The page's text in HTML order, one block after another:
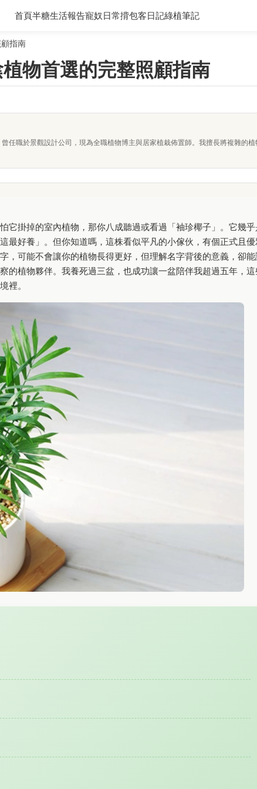
首頁半糖生活報告寵奴日常揹包客日記綠植筆記
指南
物首選的完整照顧指南
任職於景觀設計公司，現為全職植物博主與居家植栽佈置師。我擅長將複雜的
它掛掉的室內植物，那你八成聽過或看過「袖珍椰子」。它幾
最好養」。但你知道嗎，這株看似平凡的小傢伙，有個正式且
，可能不會讓你的植物長得更好，但理解名字背後的意義，卻
的植物夥伴。我養死過三盆，也成功讓一盆陪伴我超過五年，
裡。